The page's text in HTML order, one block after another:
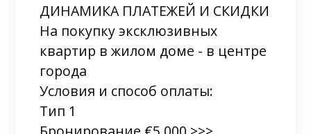
ДИНАМИКА ПЛАТЕЖЕЙ И СКИДКИ
На покупку эксклюзивных
квартир в жилом доме - в центре
города
Условия и способ оплаты:
Тип 1